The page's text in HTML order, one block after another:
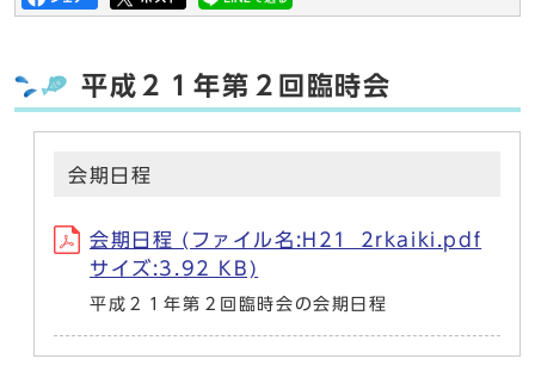
平成２１年第２回臨時会
会期日程
会期日程 (ファイル名:H21_2rkaiki.pdf
サイズ:3.92 KB)
平成２１年第２回臨時会の会期日程